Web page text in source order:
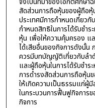
สัดส่วนการถือหุ้นของผู้ถือหุ้
ประเทศมีการกำหนดเกี่ยว
กำหนดสิทธิในการได้รับชำ
หุ้น เพื่อให้ความคุ้มครอง แ
ได้เสียอื่นของกิจการดังนั้น
ควรมีบทบัญญัติเกี่ยวกับลำ
และผู้ถือหุ้นในการได้รับชำ
การดำรงสัดส่วนการถือหุ้
ให้เกิดความเป็นธรรมแก่ผู้
ในกระบวนการฟื้นฟูกิจการ
กิจการ